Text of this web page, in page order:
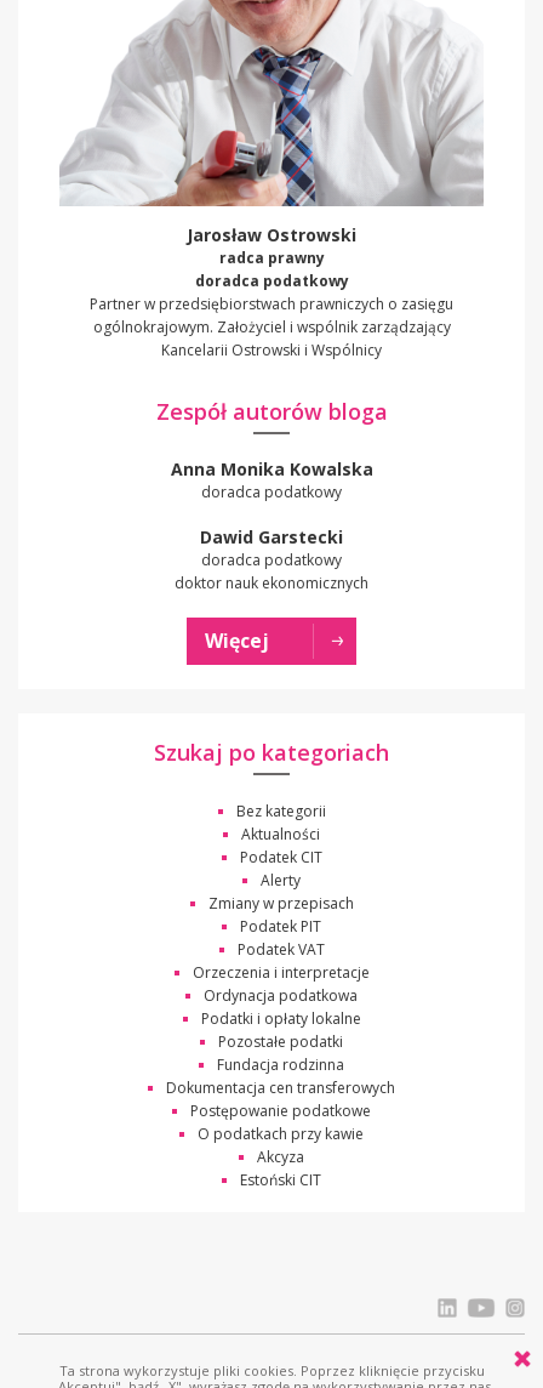
Jarosław Ostrowski
radca prawny
doradca podatkowy
Partner w przedsiębiorstwach prawniczych o zasięgu
ogólnokrajowym. Założyciel i wspólnik zarządzający
Kancelarii Ostrowski i Wspólnicy
Zespół autorów bloga
Anna Monika Kowalska
doradca podatkowy
Dawid Garstecki
doradca podatkowy
doktor nauk ekonomicznych
Więcej
Szukaj po kategoriach
Bez kategorii
Aktualności
Podatek CIT
Alerty
Zmiany w przepisach
Podatek PIT
Podatek VAT
Orzeczenia i interpretacje
Ordynacja podatkowa
Podatki i opłaty lokalne
Pozostałe podatki
Fundacja rodzinna
Dokumentacja cen transferowych
Postępowanie podatkowe
O podatkach przy kawie
Akcyza
Estoński CIT
© Ostrowski i Wspólnicy |www.ostrowski.legal| Wszystkie prawa zastrzeżone
Ta strona wykorzystuje pliki cookies. Poprzez kliknięcie przycisku